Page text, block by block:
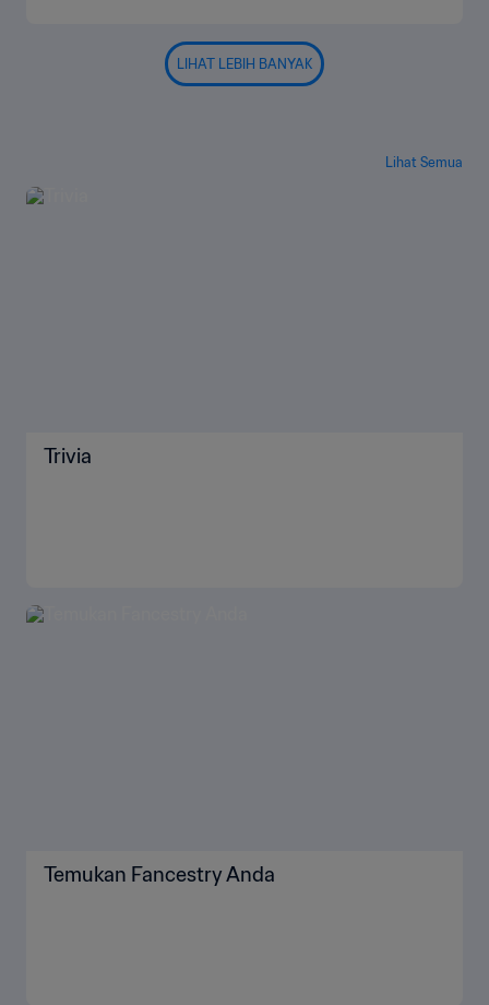
LIHAT LEBIH BANYAK
Lihat Semua
Trivia
Temukan Fancestry Anda